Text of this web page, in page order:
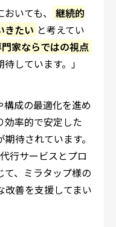
いても、
継続的
きたい と考えてい
家ならではの視点
しています。」
成の最適化を進め
効率的で安定した
待されています。
行サービスとプロ
て、ミラタップ様の
改善を支援してまい